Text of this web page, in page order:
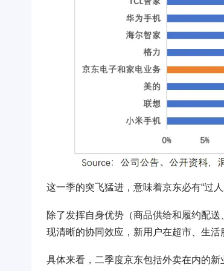
这一季的突飞猛进，意味着京东必有“过人
除了发挥自身优势（商品供给和履约配
现清晰的协同效应，新用户在超市、生活
具体来看，二季度京东包括外卖在内的